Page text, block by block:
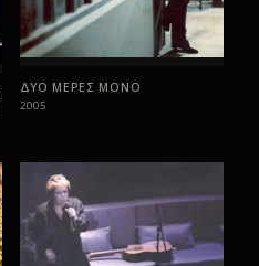
ΔΥΟ ΜΕΡΕΣ ΜΟΝΟ
2005